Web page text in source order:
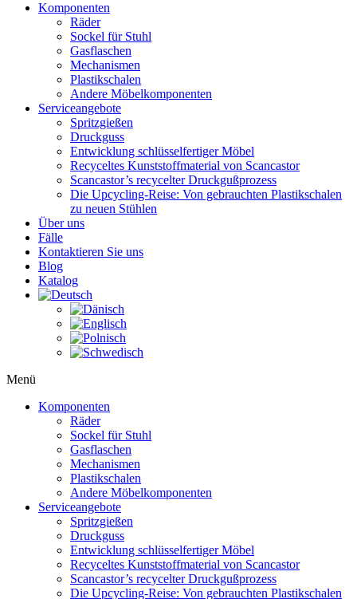
Komponenten
Räder
Sockel für Stuhl
Gasflaschen
Mechanismen
Plastikschalen
Andere Möbelkomponenten
Serviceangebote
Spritzgießen
Druckguss
Entwicklung schlüsselfertiger Möbel
Recyceltes Kunststoffmaterial von Scancastor
Scancastor’s recycelter Druckgußprozess
Die Upcycling-Reise: Von gebrauchten Plastikschalen
zu neuen Stühlen
Über uns
Fälle
Kontaktieren Sie uns
Blog
Katalog
Menü
Komponenten
Räder
Sockel für Stuhl
Gasflaschen
Mechanismen
Plastikschalen
Andere Möbelkomponenten
Serviceangebote
Spritzgießen
Druckguss
Entwicklung schlüsselfertiger Möbel
Recyceltes Kunststoffmaterial von Scancastor
Scancastor’s recycelter Druckgußprozess
Die Upcycling-Reise: Von gebrauchten Plastikschalen